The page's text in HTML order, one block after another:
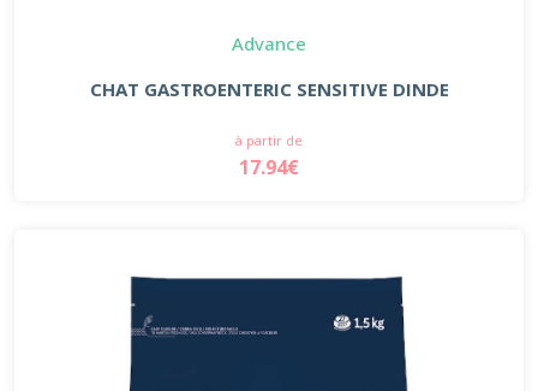
Advance
CHAT GASTROENTERIC SENSITIVE DINDE
à partir de
17.94€